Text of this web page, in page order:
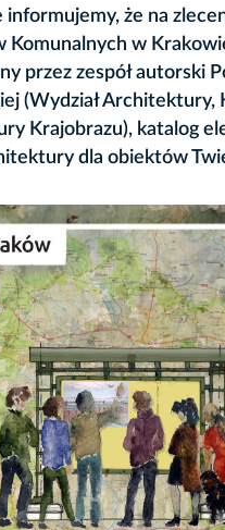
informujemy, że na
Komunalnych w
przez zespół autorski
(Wydział Architektury,
Krajobrazu), katalog
dla obiektów